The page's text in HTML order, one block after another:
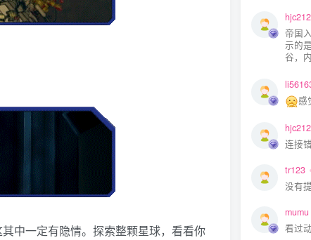
中一定有隐情。探索整颗星球，看看你
帝国
示的
谷，
感
连接
tr123
没有
mumu
看过